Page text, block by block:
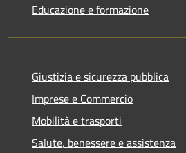
Educazione e formazione
Giustizia e sicurezza pubblica
Imprese e Commercio
Mobilità e trasporti
Salute, benessere e assistenza